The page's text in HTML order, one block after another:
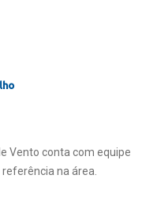
Vento conta com equipe
na área.